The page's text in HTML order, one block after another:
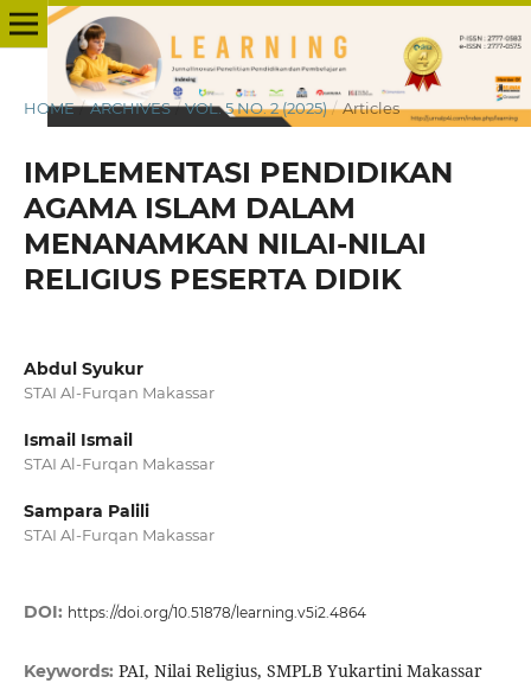
HOME / ARCHIVES / VOL. 5 NO. 2 (2025) / Articles
IMPLEMENTASI PENDIDIKAN
AGAMA ISLAM DALAM
MENANAMKAN NILAI-NILAI
RELIGIUS PESERTA DIDIK
Abdul Syukur
STAI Al-Furqan Makassar
Ismail Ismail
STAI Al-Furqan Makassar
Sampara Palili
STAI Al-Furqan Makassar
DOI: https://doi.org/10.51878/learning.v5i2.4864
Keywords: PAI, Nilai Religius, SMPLB Yukartini Makassar